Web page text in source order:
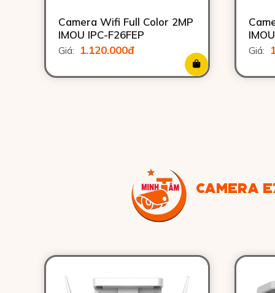
Camera Wifi Full Color 2MP
IMOU IPC-F26FEP
Giá: 1.120.000đ Giá:
CAMERA